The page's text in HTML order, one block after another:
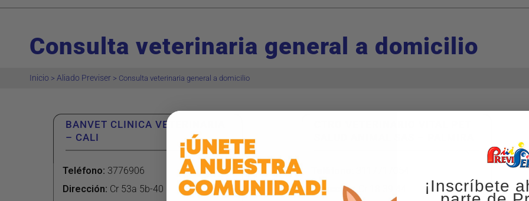
Consulta veterinaria general a domicilio
Inicio > Aliado Previser > Consulta veterinaria general a domicilio
BANVET CLINICA VETERINARIA
– CALI
Teléfono: 3776906
Dirección: Cr 53a 5b-40
Dirección: ¡Inscríbete